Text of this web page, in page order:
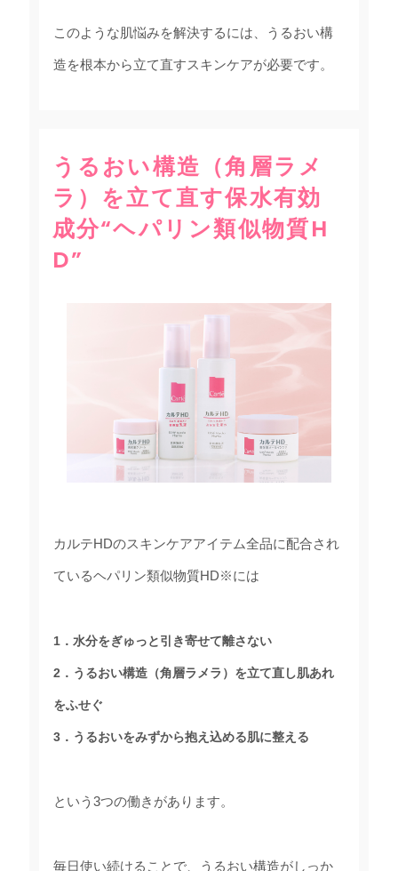
このような肌悩みを解決するには、うるおい構
造を根本から立て直すスキンケアが必要です。
うるおい構造（角層ラメ
ラ）を立て直す保水有効
成分“ヘパリン類似物質H
D”
カルテHDのスキンケアアイテム全品に配合され
ているヘパリン類似物質HD※には
1．水分をぎゅっと引き寄せて離さない
2．うるおい構造（角層ラメラ）を立て直し肌あれ
をふせぐ
3．うるおいをみずから抱え込める肌に整える
という3つの働きがあります。
毎日使い続けることで、うるおい構造がしっか